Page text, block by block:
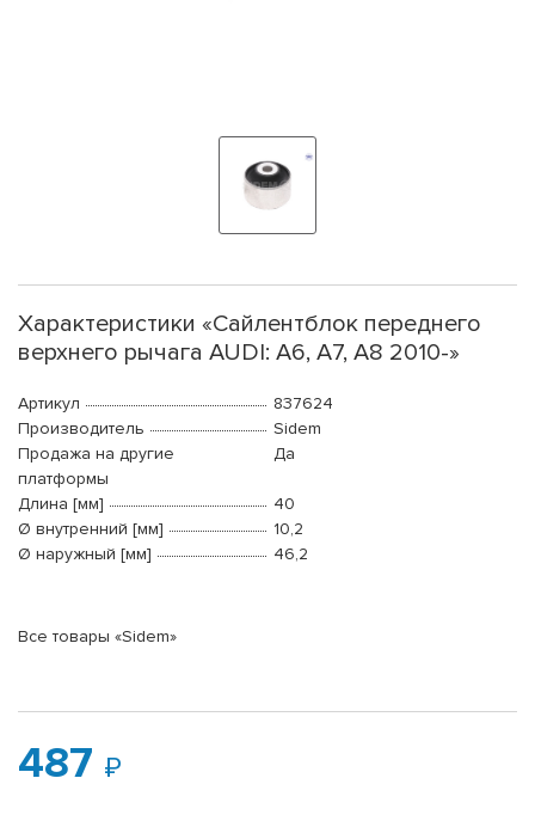
Характеристики «Сайлентблок переднего
верхнего рычага AUDI: A6, A7, A8 2010-»
Артикул
837624
Производитель
Sidem
Продажа на другие
платформы
Да
Длина [мм]
40
Ø внутренний [мм]
10,2
Ø наружный [мм]
46,2
Все товары «Sidem»
487